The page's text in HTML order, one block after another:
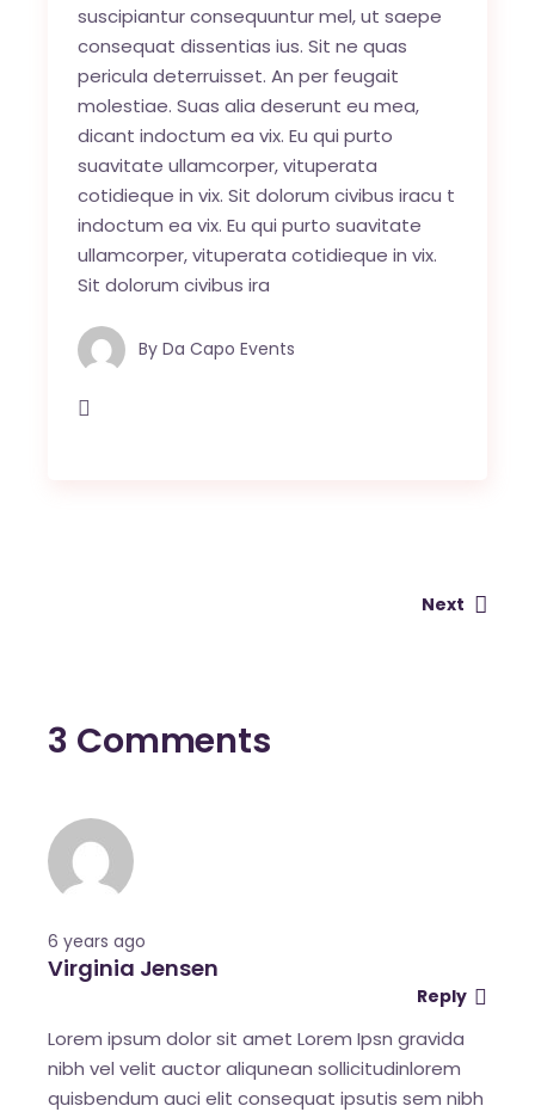
suscipiantur consequuntur mel, ut saepe
consequat dissentias ius. Sit ne quas
pericula deterruisset. An per feugait
molestiae. Suas alia deserunt eu mea,
dicant indoctum ea vix. Eu qui purto
suavitate ullamcorper, vituperata
cotidieque in vix. Sit dolorum civibus iracu t
indoctum ea vix. Eu qui purto suavitate
ullamcorper, vituperata cotidieque in vix.
Sit dolorum civibus ira
By Da Capo Events
Next
3 Comments
6 years ago
Virginia Jensen
Reply
Lorem ipsum dolor sit amet Lorem Ipsn gravida
nibh vel velit auctor aliqunean sollicitudinlorem
quisbendum auci elit consequat ipsutis sem nibh